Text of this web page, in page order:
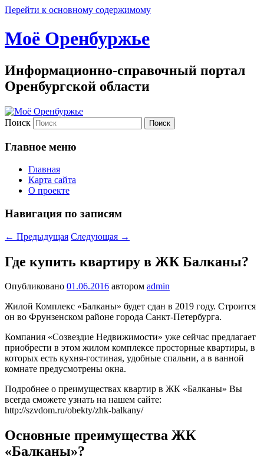
Перейти к основному содержимому
Моё Оренбуржье
Информационно-справочный портал
Оренбургской области
Поиск
Главное меню
Главная
Карта сайта
О проекте
Навигация по записям
← Предыдущая Следующая →
Где купить квартиру в ЖК Балканы?
Опубликовано 01.06.2016 автором admin
Жилой Комплекс «Балканы» будет сдан в 2019 году. Строится
он во Фрунзенском районе города Санкт-Петербурга.
Компания «Созвездие Недвижимости» уже сейчас предлагает
приобрести в этом жилом комплексе просторные квартиры, в
которых есть кухня-гостиная, удобные спальни, а в ванной
комнате предусмотрены окна.
Подробнее о преимуществах квартир в ЖК «Балканы» Вы
всегда сможете узнать на нашем сайте:
http://szvdom.ru/obekty/zhk-balkany/
Основные преимущества ЖК
«Балканы»?